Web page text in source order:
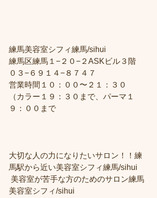
練馬美容室シフィ練馬/sihui
練馬区練馬１−２０−２ASKビル３階
０３−６９１４−８７４７
営業時間１０：００〜２１：３０
（カラー１９：３０まで、パーマ１
９：００まで
大切な人の力になりたいサロン！！練
馬駅から近い美容室シフィ練馬/sihui
美容室シフィ/sihui